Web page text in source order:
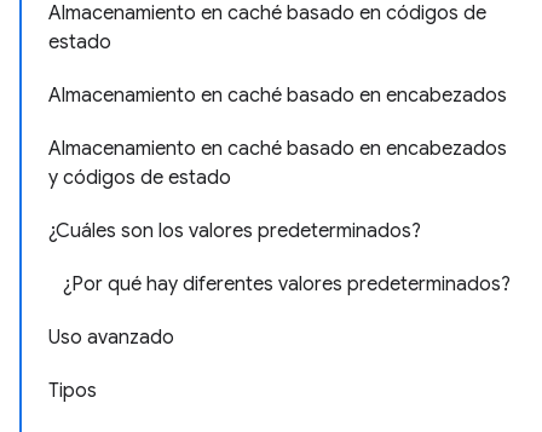
Almacenamiento en caché basado en códigos de
estado
Almacenamiento en caché basado en encabezados
Almacenamiento en caché basado en encabezados
y códigos de estado
¿Cuáles son los valores predeterminados?
¿Por qué hay diferentes valores predeterminados?
Uso avanzado
Tipos